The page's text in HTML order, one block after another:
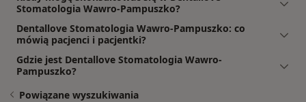
Stomatologia Wawro-Pampuszko?
Dentallove Stomatologia Wawro-Pampuszko: co
mówią pacjenci i pacjentki?
Gdzie jest Dentallove Stomatologia Wawro-
Pampuszko?
Powiązane wyszukiwania